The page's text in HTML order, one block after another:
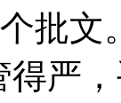
批文
得严